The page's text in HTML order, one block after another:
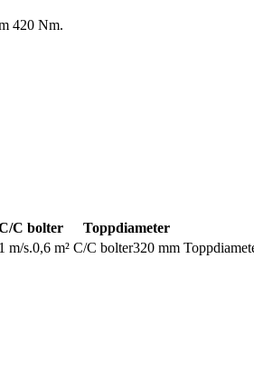
420 Nm.
C bolter
Toppdiameter
m/s.0,6 m² C/C bolter320 mm